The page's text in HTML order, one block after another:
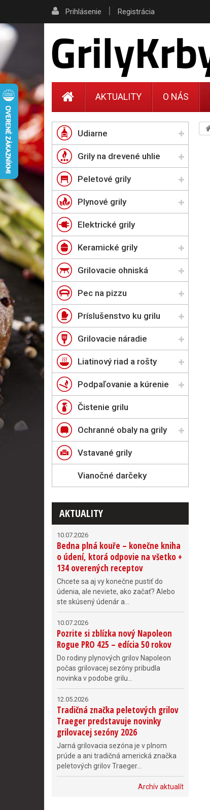
Udiarne
Grily na drevené uhlie
Peletové grily
Plynové grily
Elektrické grily
Keramické grily
Grilovacie ohniská
Pec na pizzu
Príslušenstvo ku grilu
Grilovacie náradie
Liatinový riad a rošty
Podpaľovanie a kúrenie
Čistenie grilu
Ochranné obaly na grily
Vstavané grily
Vianočné darčeky
AKTUALITY
10.07.2026
Bedna plná kouře – konečne kniha
o údení, ktorá odpovie na všetko +
134 overených receptov
Chcete sa aj vy konečne pustiť do
údenia, ale neviete, ako začať? Alebo
ste skúsený údenár a...
10.07.2026
Pozrite si zblízka nový Napoleon
Rogue PRO 425 – edícia 50 rokov
Do rodiny plynových grilov Napoleon
počas grilovacej sezóny pribudla
novinka v podobe grilu...
12.05.2026
Tradičná značka peletových grilov
Traeger predstavuje novinky
grilovacej sezóny 2026
Jarná grilovacia sezóna je v plnom
prúde a ani tradičná americká značka
peletových grilov Traeger...
Archív aktualít
Prihlásenie | Registrácia
AKTUALITY O NÁS